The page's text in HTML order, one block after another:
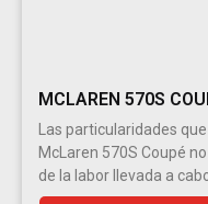
MCLAREN 570S
Las particularidades
McLaren 570S Coupé
de la labor llevada a